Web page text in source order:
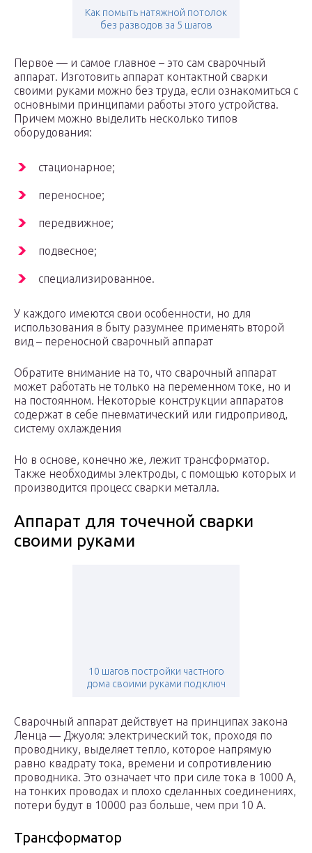
Как помыть натяжной потолок
без разводов за 5 шагов
Первое — и самое главное – это сам сварочный
аппарат. Изготовить аппарат контактной сварки
своими руками можно без труда, если ознакомиться с
основными принципами работы этого устройства.
Причем можно выделить несколько типов
оборудования:
стационарное;
переносное;
передвижное;
подвесное;
специализированное.
У каждого имеются свои особенности, но для
использования в быту разумнее применять второй
вид – переносной сварочный аппарат
Обратите внимание на то, что сварочный аппарат
может работать не только на переменном токе, но и
на постоянном. Некоторые конструкции аппаратов
содержат в себе пневматический или гидропривод,
систему охлаждения
Но в основе, конечно же, лежит трансформатор.
Также необходимы электроды, с помощью которых и
производится процесс сварки металла.
Аппарат для точечной сварки
своими руками
10 шагов постройки частного
дома своими руками под ключ
Сварочный аппарат действует на принципах закона
Ленца — Джуоля: электрический ток, проходя по
проводнику, выделяет тепло, которое напрямую
равно квадрату тока, времени и сопротивлению
проводника. Это означает что при силе тока в 1000 А,
на тонких проводах и плохо сделанных соединениях,
потери будут в 10000 раз больше, чем при 10 А.
Трансформатор